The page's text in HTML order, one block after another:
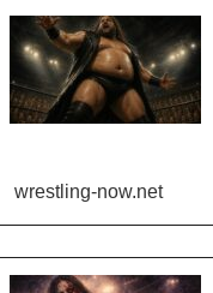
wrestling-now.net